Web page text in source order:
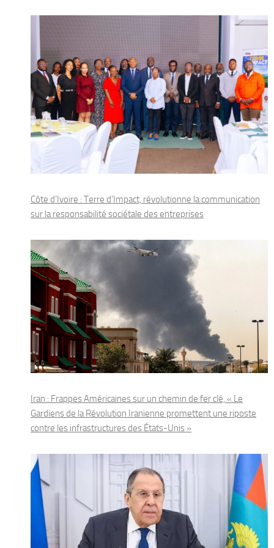
Côte d’Ivoire : Terre d’Impact, révolutionne la communication
sur la responsabilité sociétale des entreprises
Iran : Frappes Américaines sur un chemin de fer clé, « Le
Gardiens de la Révolution Iranienne promettent une riposte
contre les infrastructures des États-Unis »